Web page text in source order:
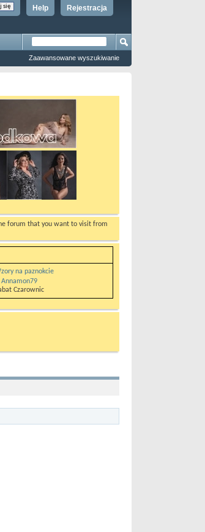
Rejestracja
Help
Zaawansowane wyszukiwanie
forum that you want to visit from
Annamon79
Czarownic